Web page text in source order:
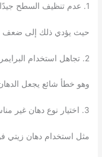
1. عدم تنظيف السطح جيدًا
حيث يؤدي ذلك إلى ضعف
2. تجاهل استخدام البرايمر
وهو خطأ شائع يجعل
3. اختيار نوع دهان غير مناسب للأساس
مثل استخدام دهان